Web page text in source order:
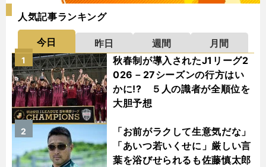
人気記事ランキング
今日 昨日 週間
月間
秋春制が導入されたJ1リーグ2
026－27シーズンの行方はい
かに!? ５人の識者が全順位を
大胆予想
1
「お前がラクして生意気だな」
「あいつ若いくせに」厳しい言
葉を浴びせられるも佐藤慎太郎
2